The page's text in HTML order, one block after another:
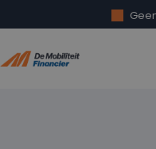
Speciaal
Ook